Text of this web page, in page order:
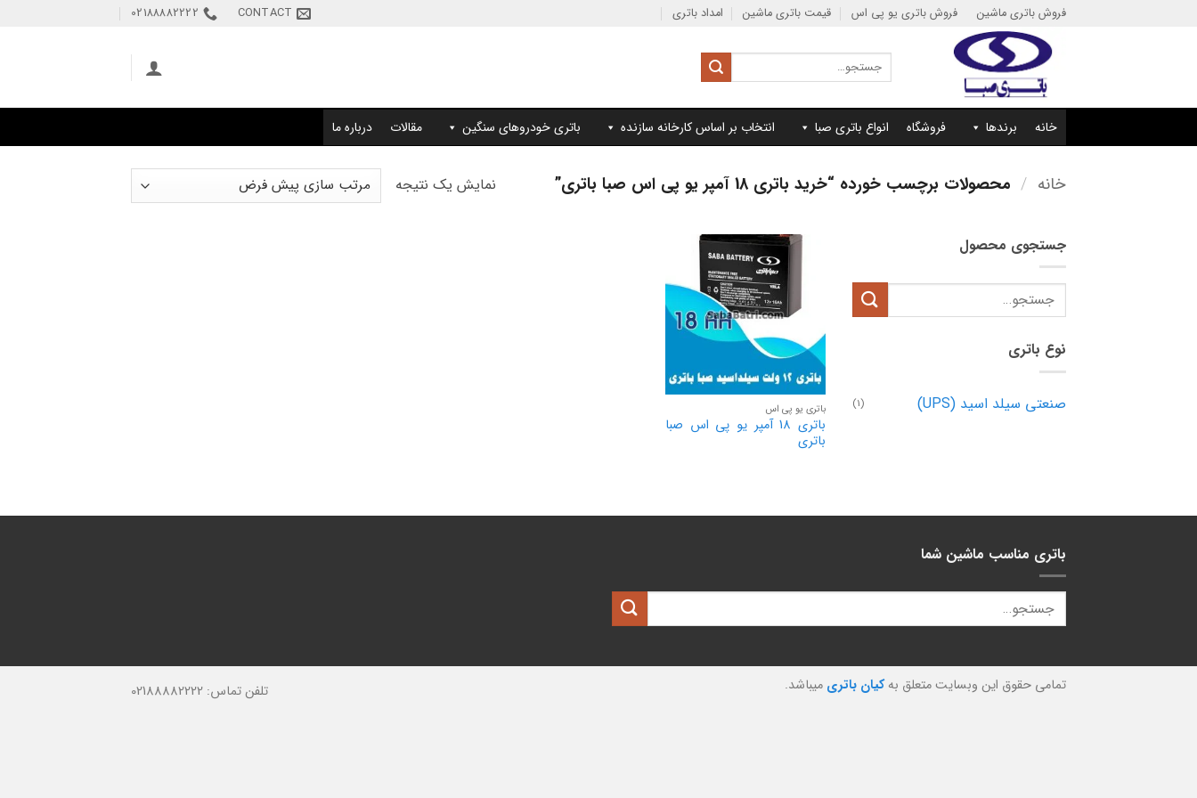
فروش باتری ماشین فروش باتری یو پی اس قیمت باتری ماشین امداد باتری CONTACT
02188882222
جستجو
برای:
خانه برندها فروشگاه انواع باتری صبا انتخاب بر اساس کارخانه سازنده باتری خودروهای سنگین مقالات درباره ما
خانه / محصولات برچسب خورده “خرید باتری 18 آمپر یو پی اس صبا باتری” نمایش یک نتیجه
جستجوی محصول
جستجو
برای:
نوع باتری
صنعتی سیلد اسید (UPS) (1) باتری یو پی اس
باتری 18 آمپر یو پی اس صبا
باتری
باتری مناسب ماشین شما
تلفن تماس: 02188882222 تمامی حقوق این وبسایت متعلق بهکیان باتری میباشد.